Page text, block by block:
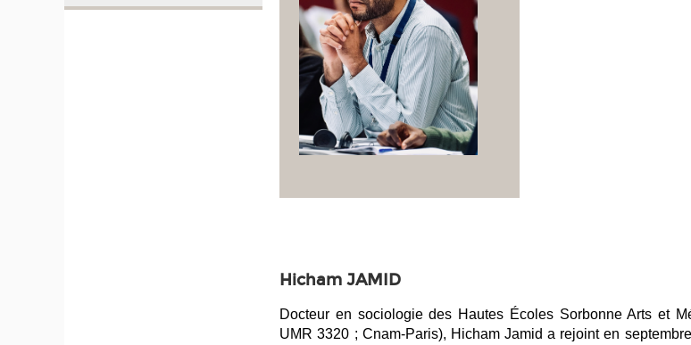
Hicham JAMID
Docteur en sociologie des Hautes Écoles Sorbonne Arts et
UMR 3320 ; Cnam-Paris), Hicham Jamid a rejoint en